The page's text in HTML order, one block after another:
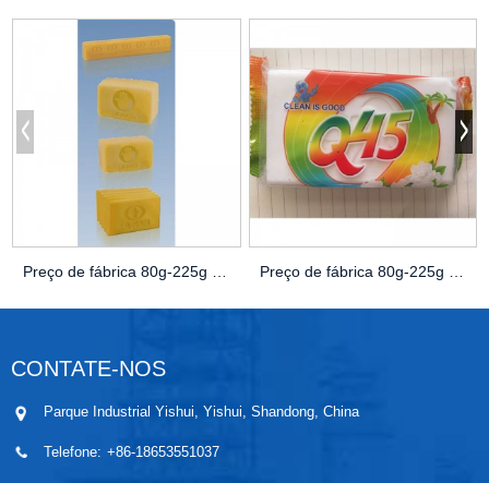
CONTATE-NOS
Parque Industrial Yishui, Yishui, Shandong, China
Telefone: +86-18653551037